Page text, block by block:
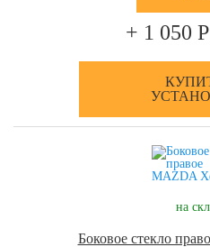
+ 1 050 Р
на
Боковое стекло